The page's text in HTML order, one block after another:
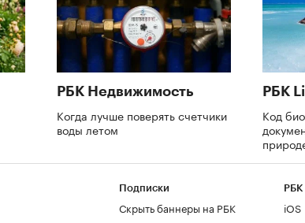
РБК Недвижимость
Когда лучше поверять счетчики
воды летом
РБК
Код
Подписки
Скрыть баннеры на РБК
РБК
iOS